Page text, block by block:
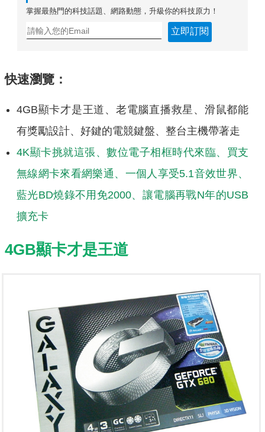
掌握最熱門的科技話題、網路動態，升級你的科技原力！
立即訂閱
快速瀏覽：
4GB顯卡才是王道、老電腦直播救星、滑鼠都能
有獎勵設計、好鍵的電競鍵盤、整台主機帶著走
4K顯卡挑就這張、數位電子相框時代來臨、買支
無線網卡來看網樂通、一個人享受5.1音效世界、
藍光BD燒錄不用免2000、讓電腦再戰N年的USB
擴充卡
4GB顯卡才是王道